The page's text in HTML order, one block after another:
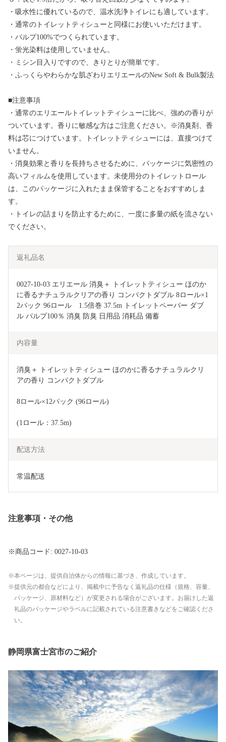
・吸水性に優れているので、温水洗浄トイレにも適しています。
・通常のトイレットティシューと同様にお使いいただけます。
・パルプ100%でつくられています。
・蛍光染料は使用していません。
・ミシン目入りですので、きりとりが簡単です。
・ふっくらやわらかな肌ざわりエリエールのNew Soft & Bulk製法
■注意事項
・通常のエリエールトイレットティシューに比べ、強めの香りが
ついています。香りに敏感な方はご注意ください。※消臭剤、香
料は芯につけています。トイレットティシューには、直接つけて
いません。
・消臭効果と香りを長持ちさせるために、パッケージに気密性の
高いフィルムを使用しています。未使用分のトイレットロール
は、このパッケージに入れたまま保管することをおすすめしま
す。
・トイレの詰まりを防止するために、一度に多量の紙を流さない
でください。
返礼品名
0027-10-03 エリエール 消臭＋ トイレットティシュー ほのか
に香るナチュラルクリアの香り コンパクトダブル 8ロール×1
2パック 96ロール　1.5倍巻 37.5m トイレットペーパー ダブ
ル パルプ100％ 消臭 防臭 日用品 消耗品 備蓄
内容量
消臭＋ トイレットティシュー ほのかに香るナチュラルクリ
アの香り コンパクトダブル
8ロール×12パック (96ロール)
(1ロール：37.5m)
配送方法
常温配送
注意事項・その他
※商品コード: 0027-10-03
本ページは、提供自治体からの情報に基づき、作成しています。
提供元の都合などにより、掲載中に予告なく返礼品の仕様（規格、容量、
パッケージ、原材料など）が変更される場合がございます。お届けした返
礼品のパッケージやラベルに記載されている注意書きなどをご確認くださ
い。
静岡県富士宮市のご紹介